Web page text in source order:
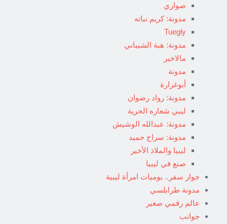
صواري
مدونة: كريم نباته
Tuegly
مدونة: هبة الشيباني
مالاخير
مدونة
أبوغرارة
مدونة: رواد رضوان
ليبي شعاره الحرية
مدونة: عبدالله الوشيش
مدونة: سراج حميد
ليبيا والملاذ الأخير
صنع في ليبيا
جواز سفر.. يوميات امرأة ليبية
مدونة طرابلسي
عالم رقمي صغير
جوانب